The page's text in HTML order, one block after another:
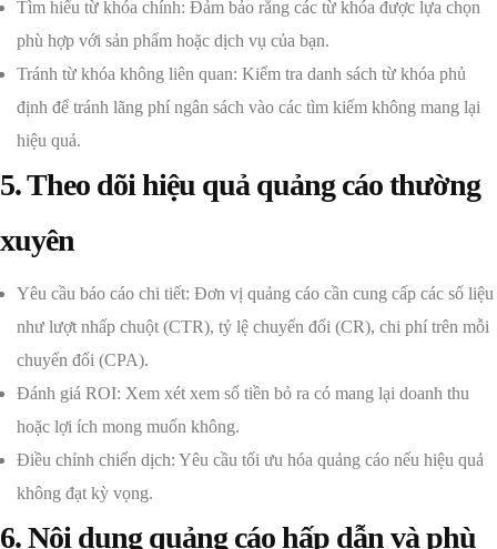
Tìm hiểu từ khóa chính: Đảm bảo rằng các từ khóa được lựa chọn
phù hợp với sản phẩm hoặc dịch vụ của bạn.
Tránh từ khóa không liên quan: Kiểm tra danh sách từ khóa phủ
định để tránh lãng phí ngân sách vào các tìm kiếm không mang lại
hiệu quả.
5. Theo dõi hiệu quả quảng cáo thường
xuyên
Yêu cầu báo cáo chi tiết: Đơn vị quảng cáo cần cung cấp các số liệu
như lượt nhấp chuột (CTR), tỷ lệ chuyển đổi (CR), chi phí trên mỗi
chuyển đổi (CPA).
Đánh giá ROI: Xem xét xem số tiền bỏ ra có mang lại doanh thu
hoặc lợi ích mong muốn không.
Điều chỉnh chiến dịch: Yêu cầu tối ưu hóa quảng cáo nếu hiệu quả
không đạt kỳ vọng.
6. Nội dung quảng cáo hấp dẫn và phù